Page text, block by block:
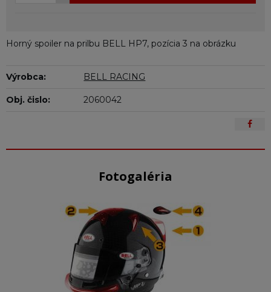
Horný spoiler na prilbu BELL HP7, pozícia 3 na obrázku
Výrobca: BELL RACING
Obj. čislo: 2060042
Fotogaléria